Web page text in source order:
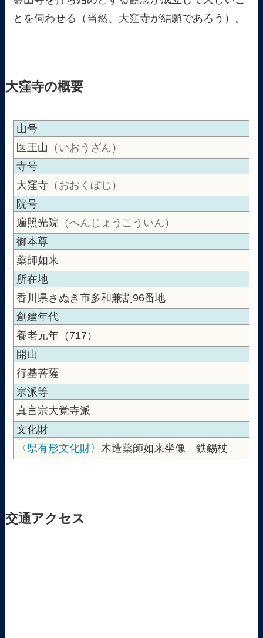
とを伺わせる（当然、大窪寺が結願であろう）。
大窪寺の概要
山号
医王山
（いおうざん）
寺号
大窪寺 （おおくぼじ）
院号
遍照光院 （へんじょうこういん）
御本尊
薬師如来
所在地
香川県さぬき市多和兼割96番地
創建年代
養老元年（717）
開山
行基菩薩
宗派等
真言宗大覚寺派
文化財
〈県有形文化財〉木造薬師如来坐像 鉄錫杖
交通アクセス